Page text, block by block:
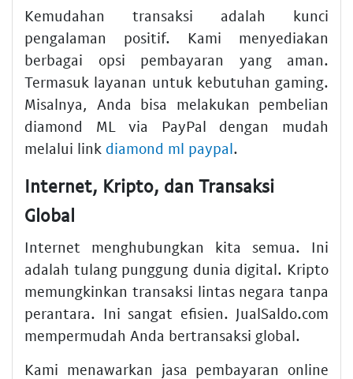
Kemudahan transaksi adalah kunci
pengalaman positif. Kami menyediakan
berbagai opsi pembayaran yang aman.
Termasuk layanan untuk kebutuhan gaming.
Misalnya, Anda bisa melakukan pembelian
diamond ML via PayPal dengan mudah
melalui link diamond ml paypal.
Internet, Kripto, dan Transaksi
Global
Internet menghubungkan kita semua. Ini
adalah tulang punggung dunia digital. Kripto
memungkinkan transaksi lintas negara tanpa
perantara. Ini sangat efisien. JualSaldo.com
mempermudah Anda bertransaksi global.
Kami menawarkan jasa pembayaran online